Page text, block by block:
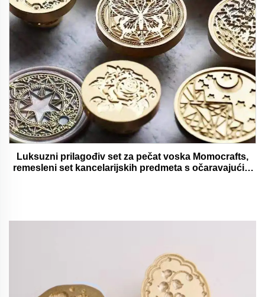
Luksuzni prilagođiv set za pečat voska Momocrafts,
remesleni set kancelarijskih predmeta s očaravajućim